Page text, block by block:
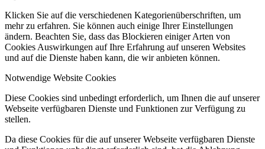
Klicken Sie auf die verschiedenen Kategorienüberschriften, um
mehr zu erfahren. Sie können auch einige Ihrer Einstellungen
ändern. Beachten Sie, dass das Blockieren einiger Arten von
Cookies Auswirkungen auf Ihre Erfahrung auf unseren Websites
und auf die Dienste haben kann, die wir anbieten können.
Notwendige Website Cookies
Diese Cookies sind unbedingt erforderlich, um Ihnen die auf unserer
Webseite verfügbaren Dienste und Funktionen zur Verfügung zu
stellen.
Da diese Cookies für die auf unserer Webseite verfügbaren Dienste